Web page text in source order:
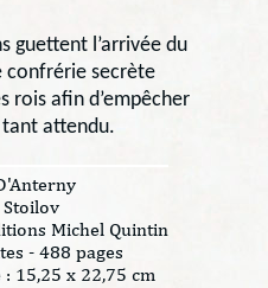
guettent l’arrivée du
confrérie secrète
rois afin d’empêcher
tant attendu.
Michel Quintin
- 488 pages
15,25 x 22,75 cm